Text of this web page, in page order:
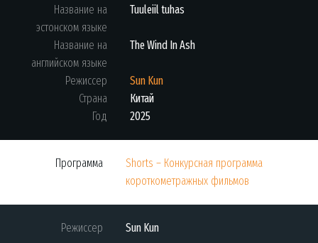
Название на
эстонском языке
Tuuleiil tuhas
Название на
английском языке
The Wind In Ash
Режиссер
Sun Kun
Страна
Китай
Год
2025
Программа
Shorts – Конкурсная программа
короткометражных фильмов
Режиссер Sun Kun